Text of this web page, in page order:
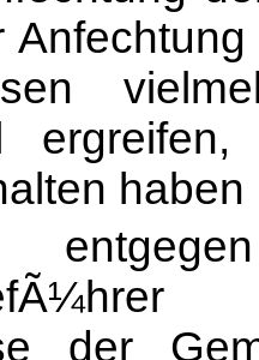
der